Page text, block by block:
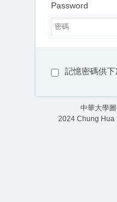
Password
記憶密碼供下
中華大學
2024 Chung Hua